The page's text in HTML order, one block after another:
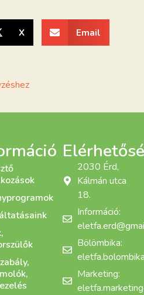
X Email
2030 Érd,
Kálmán utca
18.
Információ:
Bölömbika:
Marketing: